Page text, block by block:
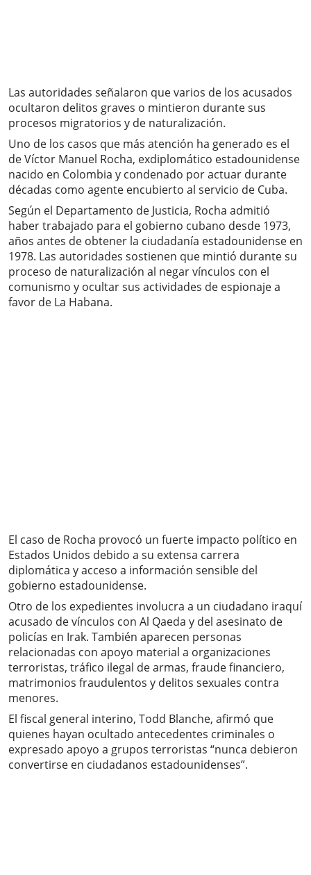
Las autoridades señalaron que varios de los acusados
ocultaron delitos graves o mintieron durante sus
procesos migratorios y de naturalización.
Uno de los casos que más atención ha generado es el
de Víctor Manuel Rocha, exdiplomático estadounidense
nacido en Colombia y condenado por actuar durante
décadas como agente encubierto al servicio de Cuba.
Según el Departamento de Justicia, Rocha admitió
haber trabajado para el gobierno cubano desde 1973,
años antes de obtener la ciudadanía estadounidense en
1978. Las autoridades sostienen que mintió durante su
proceso de naturalización al negar vínculos con el
comunismo y ocultar sus actividades de espionaje a
favor de La Habana.
El caso de Rocha provocó un fuerte impacto político en
Estados Unidos debido a su extensa carrera
diplomática y acceso a información sensible del
gobierno estadounidense.
Otro de los expedientes involucra a un ciudadano iraquí
acusado de vínculos con Al Qaeda y del asesinato de
policías en Irak. También aparecen personas
relacionadas con apoyo material a organizaciones
terroristas, tráfico ilegal de armas, fraude financiero,
matrimonios fraudulentos y delitos sexuales contra
menores.
El fiscal general interino, Todd Blanche, afirmó que
quienes hayan ocultado antecedentes criminales o
expresado apoyo a grupos terroristas “nunca debieron
convertirse en ciudadanos estadounidenses”.